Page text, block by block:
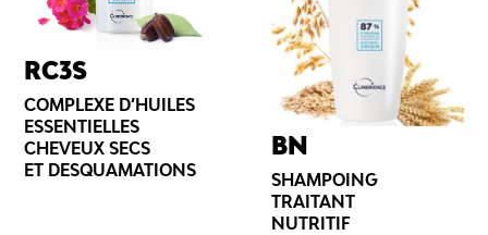
RC3S
COMPLEXE D’HUILES
ESSENTIELLES
CHEVEUX SECS
ET DESQUAMATIONS
BN
SHAMPOING
TRAITANT
NUTRITIF